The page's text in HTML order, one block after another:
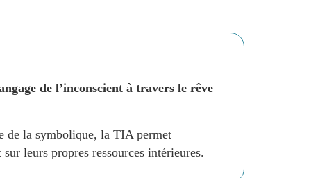
de l’inconscient à travers le rêve
de la symbolique, la TIA permet
leurs propres ressources intérieures.